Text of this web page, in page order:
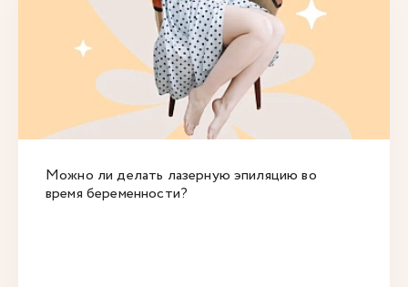
Можно ли делать лазерную эпиляцию во
время беременности?